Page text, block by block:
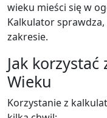
wieku mieści się w
Kalkulator
zakresie.
Jak
Wieku
Korzystanie z